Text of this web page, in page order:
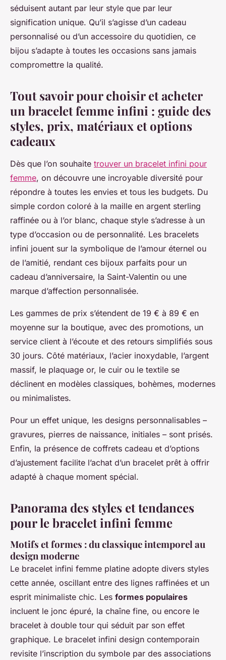
séduisent autant par leur style que par leur
signification unique. Qu’il s’agisse d’un cadeau
personnalisé ou d’un accessoire du quotidien, ce
bijou s’adapte à toutes les occasions sans jamais
compromettre la qualité.
Tout savoir pour choisir et acheter
un bracelet femme infini : guide des
styles, prix, matériaux et options
cadeaux
Dès que l’on souhaite trouver un bracelet infini pour
femme, on découvre une incroyable diversité pour
répondre à toutes les envies et tous les budgets. Du
simple cordon coloré à la maille en argent sterling
raffinée ou à l’or blanc, chaque style s’adresse à un
type d’occasion ou de personnalité. Les bracelets
infini jouent sur la symbolique de l’amour éternel ou
de l’amitié, rendant ces bijoux parfaits pour un
cadeau d’anniversaire, la Saint-Valentin ou une
marque d’affection personnalisée.
Les gammes de prix s’étendent de 19 € à 89 € en
moyenne sur la boutique, avec des promotions, un
service client à l’écoute et des retours simplifiés sous
30 jours. Côté matériaux, l’acier inoxydable, l’argent
massif, le plaquage or, le cuir ou le textile se
déclinent en modèles classiques, bohèmes, modernes
ou minimalistes.
Pour un effet unique, les designs personnalisables –
gravures, pierres de naissance, initiales – sont prisés.
Enfin, la présence de coffrets cadeau et d’options
d’ajustement facilite l’achat d’un bracelet prêt à offrir
adapté à chaque moment spécial.
Panorama des styles et tendances
pour le bracelet infini femme
Motifs et formes : du classique intemporel au
design moderne
Le bracelet infini femme platine adopte divers styles
cette année, oscillant entre des lignes raffinées et un
esprit minimaliste chic. Les formes populaires
incluent le jonc épuré, la chaîne fine, ou encore le
bracelet à double tour qui séduit par son effet
graphique. Le bracelet infini design contemporain
revisite l’inscription du symbole par des associations